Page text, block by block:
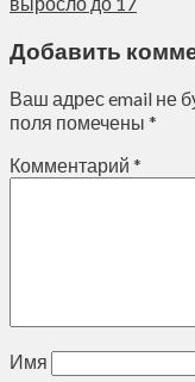
Добавить
Ваш адрес email не
поля помечены *
Комментарий *
Имя